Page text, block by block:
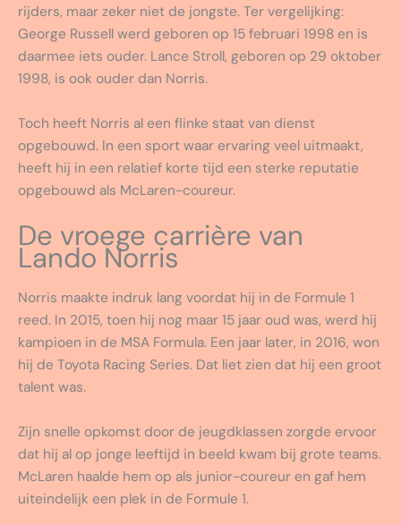
rijders, maar zeker niet de jongste. Ter vergelijking:
George Russell werd geboren op 15 februari 1998 en is
daarmee iets ouder. Lance Stroll, geboren op 29 oktober
1998, is ook ouder dan Norris.
Toch heeft Norris al een flinke staat van dienst
opgebouwd. In een sport waar ervaring veel uitmaakt,
heeft hij in een relatief korte tijd een sterke reputatie
opgebouwd als McLaren-coureur.
De vroege carrière van
Lando Norris
Norris maakte indruk lang voordat hij in de Formule 1
reed. In 2015, toen hij nog maar 15 jaar oud was, werd hij
kampioen in de MSA Formula. Een jaar later, in 2016, won
hij de Toyota Racing Series. Dat liet zien dat hij een groot
talent was.
Zijn snelle opkomst door de jeugdklassen zorgde ervoor
dat hij al op jonge leeftijd in beeld kwam bij grote teams.
McLaren haalde hem op als junior-coureur en gaf hem
uiteindelijk een plek in de Formule 1.